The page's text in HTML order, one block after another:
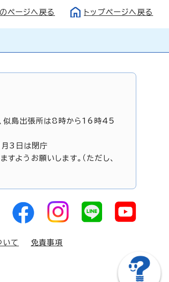
ページへ戻る トップページへ戻る
似島出張所は8時から16時45
3日は閉庁
ようお願いします。（ただし、
いて 免責事項